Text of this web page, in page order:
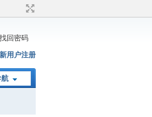
找回密码
新用户注册